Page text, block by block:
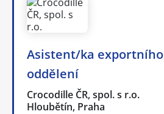
Asistent/ka exportního
oddělení
Crocodille ČR, spol. s r.o.
Hloubětín, Praha